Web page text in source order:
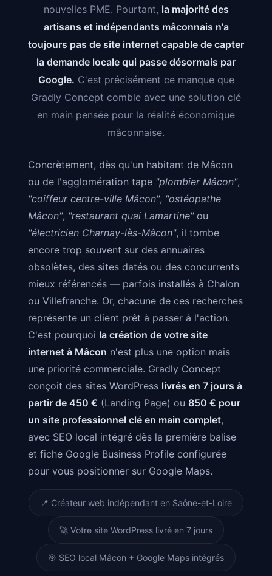
nouvelles PME. Pourtant, la majorité des
artisans et indépendants mâconnais n'a
toujours pas de site internet capable de capter
la demande locale qui passe désormais par
Google. C'est précisément ce manque que
Gradly Concept comble avec une solution clé
en main pensée pour la réalité économique
mâconnaise.
Concrètement, dès qu'un habitant de Mâcon
ou de l'agglomération tape "plombier Mâcon",
"coiffeur centre-ville Mâcon", "ostéopathe
Mâcon", "restaurant quai Lamartine"ou
"électricien Charnay-lès-Mâcon", il tombe
encore trop souvent sur des annuaires
obsolètes, des sites datés ou des concurrents
mieux référencés — parfois installés à Chalon
ou Villefranche. Or, chacune de ces recherches
représente un client prêt à passer à l'action.
C'est pourquoi la création de votre site
internet à Mâcon n'est plus une option mais
une priorité commerciale. Gradly Concept
conçoit des sites WordPress livrés en 7 jours à
partir de 450 € (Landing Page) ou 850 € pour
un site professionnel clé en main complet,
avec SEO local intégré dès la première balise
et fiche Google Business Profile configurée
pour vous positionner sur Google Maps.
📍 Créateur web indépendant en Saône-et-Loire
🚀 Votre site WordPress livré en 7 jours
🎯 SEO local Mâcon + Google Maps intégrés